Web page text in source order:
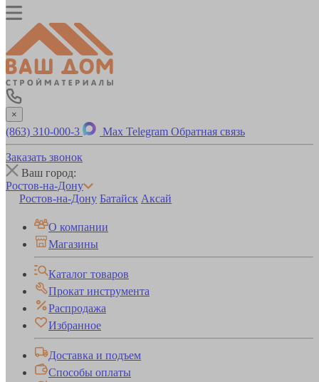
×
(863) 310-000-3 Max Telegram Обратная связь
Заказать звонок
Ваш город:
Ростов-на-Дону
Ростов-на-Дону Батайск Аксай
О компании
Магазины
Каталог товаров
Прокат инструмента
Распродажа
Избранное
Доставка и подъем
Способы оплаты